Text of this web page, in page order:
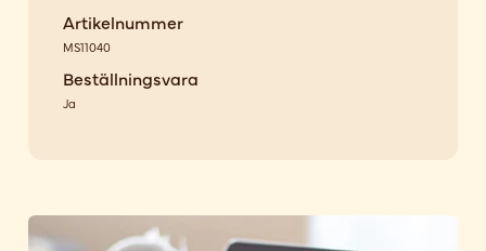
Artikelnummer
MS11040
Beställningsvara
Ja